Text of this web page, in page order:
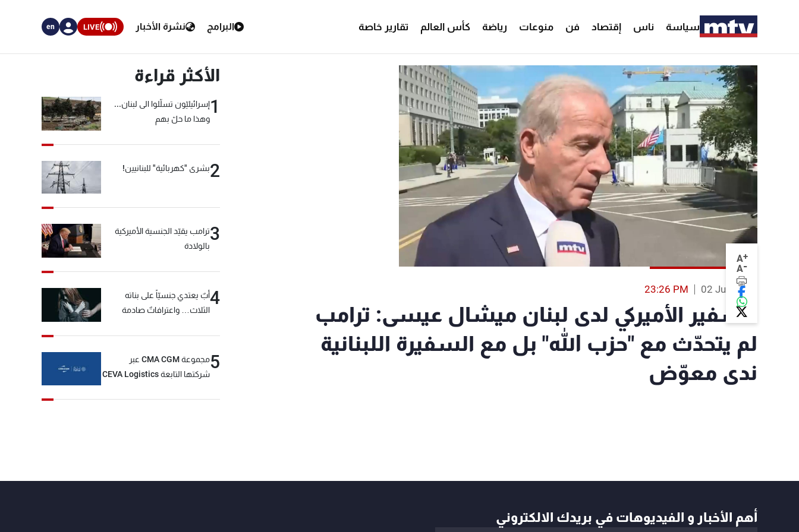
سياسة ناس إقتصاد فن منوعات رياضة كأس العالم تقارير خاصة البرامج نشرة الأخبار LIVE
en
A+
A-
02 Jun 2026
23:26 PM
السفير الأميركي لدى لبنان ميشال عيسى: ترامب
لم يتحدّث مع "حزب الله" بل مع السفيرة اللبنانية
ندى معوّض
الأكثر قراءة
1إسرائيليّون تسلّلوا الى لبنان...
وهذا ما حلّ بهم
2بشرى "كهربائية" للبنانيين!
3ترامب يقيّد الجنسية الأميركية
بالولادة
4أبٌ يعتدي جنسيّاً على بناته
الثلاث… واعترافاتٌ صادمة
5
مجموعة CMA CGM عبر
شركتها التابعة CEVA Logistics
أهم الأخبار و الفيديوهات في بريدك الالكتروني